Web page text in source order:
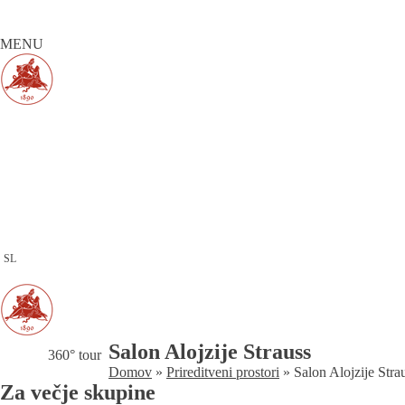
MENU
SL
360° tour Salon Alojzije Strauss
Domov » Prireditveni prostori » Salon Alojzije
Za večje skupine